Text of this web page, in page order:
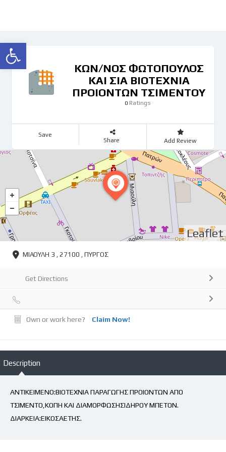
Ανοίξτε τη γραμμή εργαλείων
ΚΩΝ/ΝΟΣ ΦΩΤΟΠΟΥΛΟΣ
ΚΑΙ ΣΙΑ ΒΙΟΤΕΧΝΙΑ
ΠΡΟΙΟΝΤΩΝ ΤΣΙΜΕΝΤΟΥ
0Ratings
Save
Share Add Review
Leaflet
ΜΙΑΟΥΛΗ 3 , 27100 , ΠΥΡΓΟΣ
Get Directions
Own or work here? Claim Now!
Description
ΑΝΤΙΚΕΙΜΕΝΟ:ΒΙΟΤΕΧΝΙΑ ΠΑΡΑΓΩΓΗΣ ΠΡΟΙΟΝΤΩΝ ΑΠΟ
ΤΣΙΜΕΝΤΟ,ΚΟΠΗ ΚΑΙ ΔΙΑΜΟΡΦΩΣΗΣΙΔΗΡΟΥ ΜΠΕΤΟΝ.
ΔΙΑΡΚΕΙΑ:ΕΙΚΟΣΑΕΤΗΣ.